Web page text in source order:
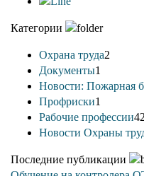
Категории
Охрана труда2
Документы1
Новости: Пожарная
Профриски1
Рабочие профессии42
Новости Охраны
Последние публикации